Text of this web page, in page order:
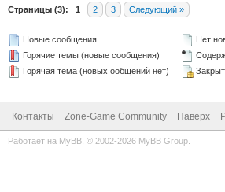
Страницы (3): 1 2 3 Следующий »
Новые сообщения
Горячие темы (новые сообщения)
Горячая тема (новых ообщений нет)
Нет
Контакты Zone-Game Community Наверх
Работает на MyBB , © 2002-2026 MyBB Group